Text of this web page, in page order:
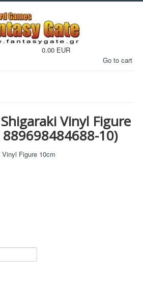
0.00 EUR
Go to cart
Vinyl Figure
889698484688-10)